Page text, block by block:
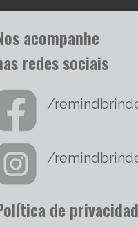
acompanhe
redes sociais
/
/
de